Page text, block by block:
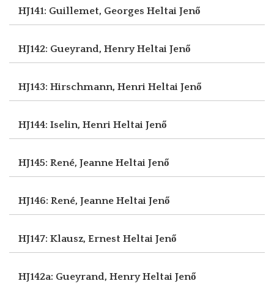
HJ141: Guillemet, Georges Heltai Jenő
HJ142: Gueyrand, HenryHeltai Jenő
HJ143: Hirschmann, Henri Heltai Jenő
HJ144: Iselin, Henri Heltai Jenő
HJ145: René, Jeanne Heltai Jenő
HJ146: René, Jeanne Heltai Jenő
HJ147: Klausz, Ernest Heltai Jenő
HJ142a: Gueyrand, HenryHeltai Jenő